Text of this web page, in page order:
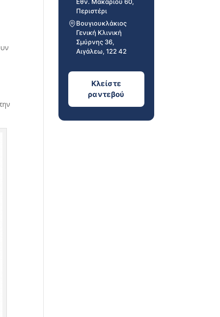
Περιστέρι
Βουγιουκλάκιος
Γενική Κλινική
Σμύρνης 36,
Αιγάλεω, 122 42
Κλείστε
ραντεβού